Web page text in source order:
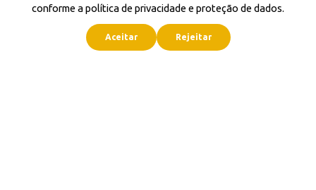
conforme a política de privacidade e proteção de dados.
Aceitar Rejeitar